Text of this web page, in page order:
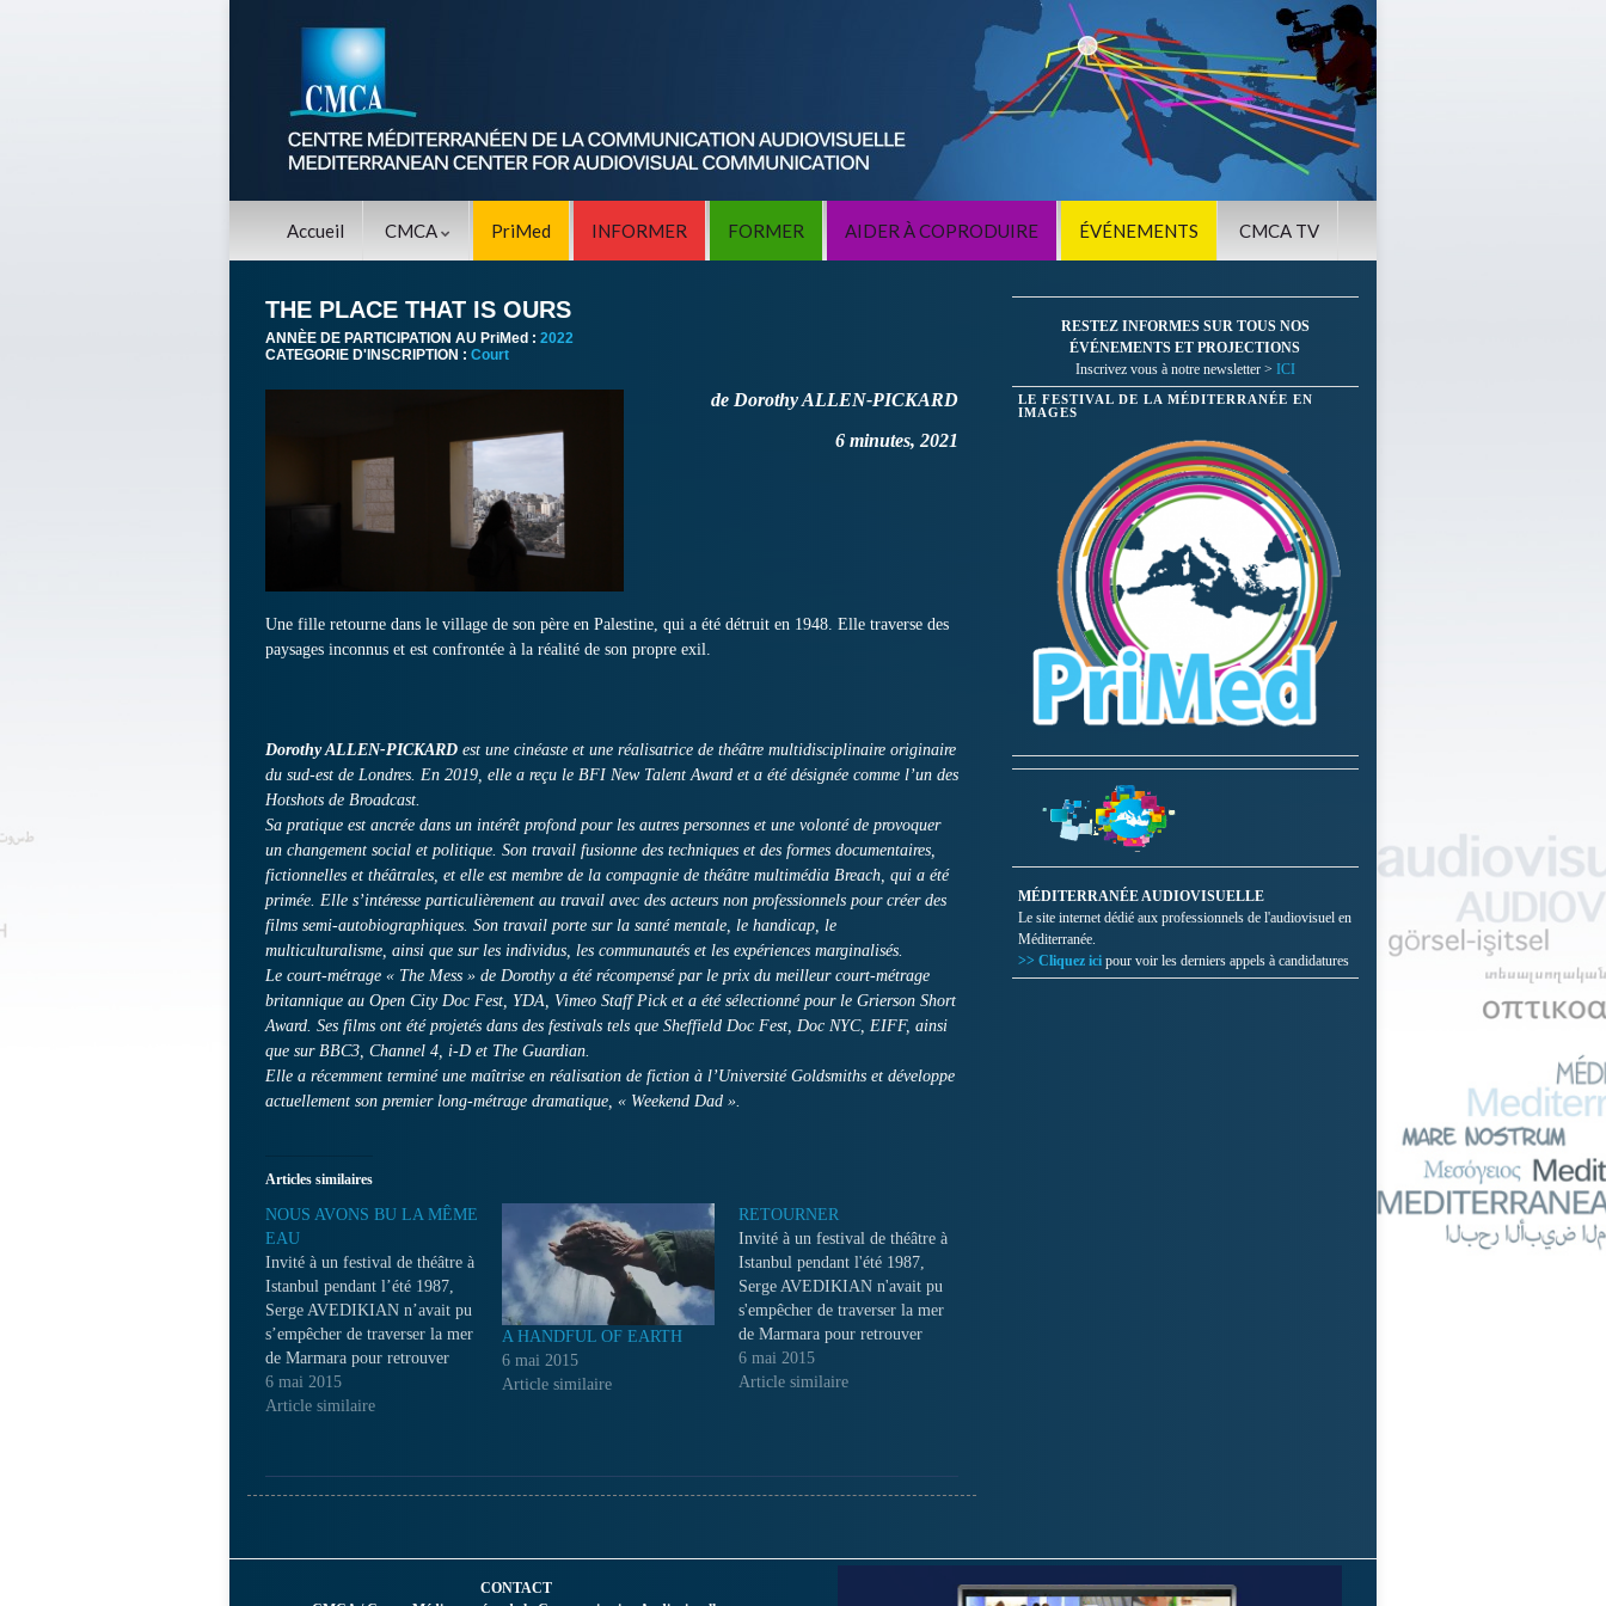
Accueil CMCA PriMed INFORMER FORMER AIDER À COPRODUIRE ÉVÉNEMENTS CMCA TV
THE PLACE THAT IS OURS
ANNÈE DE PARTICIPATION AU PriMed : 2022
CATEGORIE D'INSCRIPTION : Court
de Dorothy ALLEN-PICKARD
6 minutes, 2021
Une fille retourne dans le village de son père en Palestine, qui a été détruit en 1948. Elle traverse des
paysages inconnus et est confrontée à la réalité de son propre exil.
Dorothy ALLEN-PICKARD est une cinéaste et une réalisatrice de théâtre multidisciplinaire originaire
du sud-est de Londres. En 2019, elle a reçu le BFI New Talent Award et a été désignée comme l’un des
Hotshots de Broadcast.
Sa pratique est ancrée dans un intérêt profond pour les autres personnes et une volonté de provoquer
un changement social et politique. Son travail fusionne des techniques et des formes documentaires,
fictionnelles et théâtrales, et elle est membre de la compagnie de théâtre multimédia Breach, qui a été
primée. Elle s’intéresse particulièrement au travail avec des acteurs non professionnels pour créer des
films semi-autobiographiques. Son travail porte sur la santé mentale, le handicap, le
multiculturalisme, ainsi que sur les individus, les communautés et les expériences marginalisés.
Le court-métrage « The Mess » de Dorothy a été récompensé par le prix du meilleur court-métrage
britannique au Open City Doc Fest, YDA, Vimeo Staff Pick et a été sélectionné pour le Grierson Short
Award. Ses films ont été projetés dans des festivals tels que Sheffield Doc Fest, Doc NYC, EIFF, ainsi
que sur BBC3, Channel 4, i-D et The Guardian.
Elle a récemment terminé une maîtrise en réalisation de fiction à l’Université Goldsmiths et développe
actuellement son premier long-métrage dramatique, « Weekend Dad ».
Articles similaires
NOUS AVONS BU LA MÊME
EAU
Invité à un festival de théâtre à
Istanbul pendant l’été 1987,
Serge AVEDIKIAN n’avait pu
s’empêcher de traverser la mer
de Marmara pour retrouver
Soloz,
6 mai 2015
Article similaire
A HANDFUL OF EARTH
6 mai 2015
Article similaire
RETOURNER
Invité à un festival de théâtre à
Istanbul pendant l'été 1987,
Serge AVEDIKIAN n'avait pu
s'empêcher de traverser la mer
de Marmara pour retrouver
Soloz, le village de son grand-
père arménien. De cette
furtives d'une communauté...
6 mai 2015
Article similaire
RESTEZ INFORMES SUR TOUS NOS
ÉVÉNEMENTS ET PROJECTIONS
Inscrivez vous à notre newsletter > ICI
LE FESTIVAL DE LA MÉDITERRANÉE EN
IMAGES
MÉDITERRANÉE AUDIOVISUELLE
Le site internet dédié aux professionnels de l'audiovisuel en
Méditerranée.
>> Cliquez ici pour voir les derniers appels à candidatures
CONTACT